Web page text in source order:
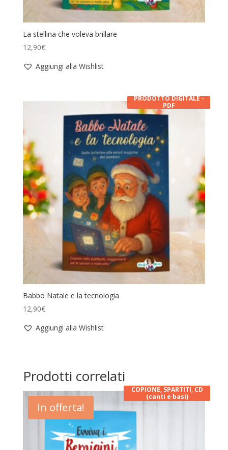
La stellina che voleva brillare
12,90€
Aggiungi alla Wishlist
PRODOTTO DIGITALE -
PDF
Babbo Natale e la tecnologia
12,90€
Aggiungi alla Wishlist
Prodotti correlati
In offerta!
COPIONE, SPARTITI, CD
(canti e basi)